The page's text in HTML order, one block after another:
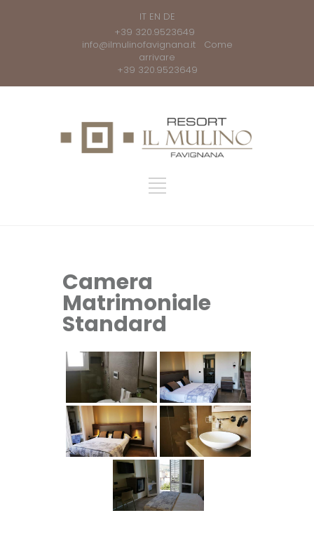
IT EN DE
+39 320.9523649
info@ilmulinofavignana.it
Come
arrivare
+39 320.9523649
Camera
Matrimoniale
Standard